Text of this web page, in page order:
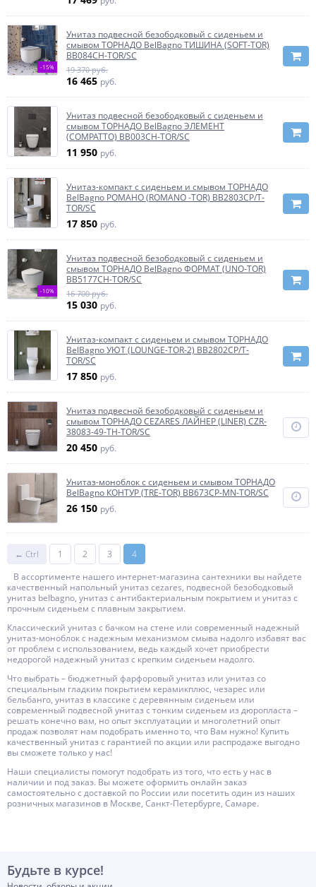
-15%
Унитаз подвесной безободковый с сиденьем и
смывом ТОРНАДО BelBagno ТИШИНА (SOFT-TOR)
BB084CH-TOR/SC
19 370 руб.
16 465 руб.
Унитаз подвесной безободковый с сиденьем и
смывом ТОРНАДО BelBagno ЭЛЕМЕНТ
(COMPATTO) BB003CH-TOR/SC
11 950 руб.
Унитаз-компакт с сиденьем и смывом ТОРНАДО
BelBagno РОМАНО (ROMANO -TOR) BB2803CP/T-
TOR/SC
17 850 руб.
-10%
Унитаз подвесной безободковый с сиденьем и
смывом ТОРНАДО BelBagno ФОРМАТ (UNO-TOR)
BB5177CH-TOR/SC
16 700 руб.
15 030 руб.
Унитаз-компакт с сиденьем и смывом ТОРНАДО
BelBagno УЮТ (LOUNGE-TOR-2) BB2802CP/T-
TOR/SC
17 850 руб.
Унитаз подвесной безободковый с сиденьем и
смывом ТОРНАДО CEZARES ЛАЙНЕР (LINER) CZR-
38083-49-TH-TOR/SC
20 450 руб.
Унитаз-моноблок с сиденьем и смывом ТОРНАДО
BelBagno КОНТУР (TRE-TOR) BB673CP-MN-TOR/SC
26 150 руб.
← Ctrl 1 2 3
4
В ассортименте нашего интернет-магазина сантехники вы найдете
качественный напольный унитаз cezares, подвесной безободковый
унитаз belbagno, унитаз с антибактериальным покрытием и унитаз с
прочным сиденьем с плавным закрытием.
Классический унитаз с бачком на стене или современный надежный
унитаз-моноблок с надежным механизмом смыва надолго избавят вас
от проблем с использованием, ведь каждый хочет приобрести
недорогой надежный унитаз с крепким сиденьем надолго.
Что выбрать – бюджетный фарфоровый унитаз или унитаз со
специальным гладким покрытием керамикплюс, чезарес или
бельбанго, унитаз в классике с деревянным сиденьем или
современный подвесной унитаз с тонким сиденьем из дюропласта –
решать конечно вам, но опыт эксплуатации и многолетний опыт
продаж позволят нам подобрать именно то, что Вам нужно! Купить
качественный унитаз с гарантией по акции или распродаже выгодно
вы сможете только у нас!
Наши специалисты помогут подобрать из того, что есть у нас в
наличии и под заказ. Вы можете оформить онлайн заказ
самостоятельно с доставкой по России или посетить один из наших
розничных магазинов в Москве, Санкт-Петербурге, Самаре.
Будьте в курсе!